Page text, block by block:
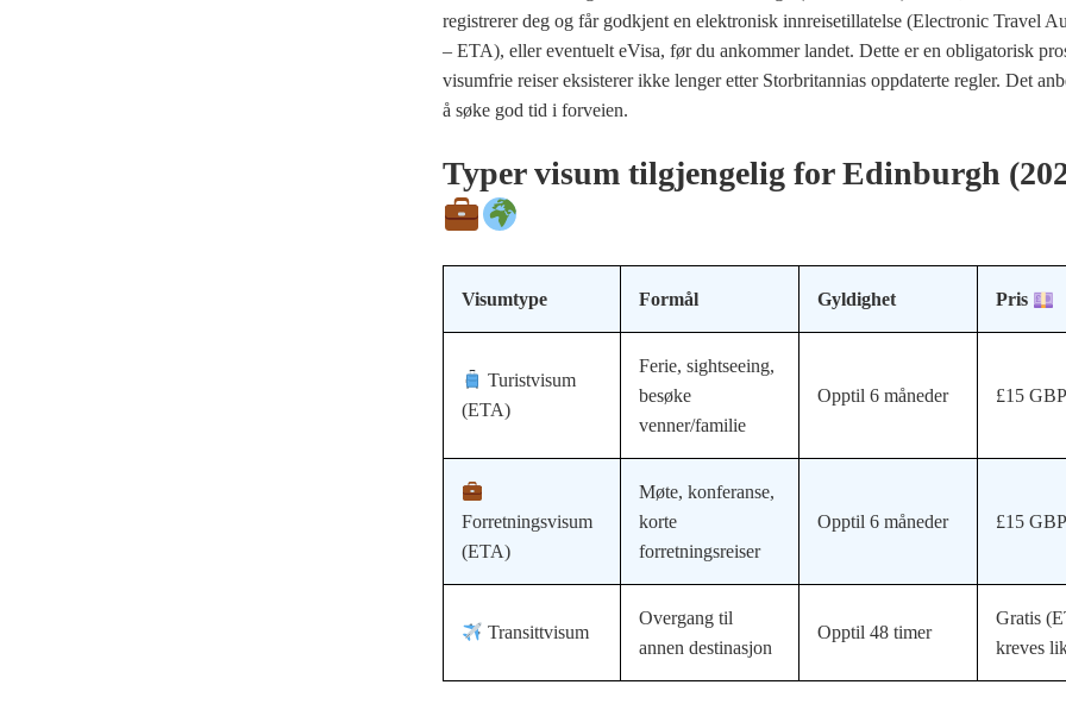
registrerer deg og får godkjent en elektronisk innreisetillatelse (Electronic Travel
– ETA), eller eventuelt eVisa, før du ankommer landet. Dette er en obligatorisk
visumfrie reiser eksisterer ikke lenger etter Storbritannias oppdaterte regler. Det
å søke god tid i forveien.
Typer visum tilgjengelig for Edinburgh
Visumtype Formål Gyldighet Pris
Turistvisum
(ETA)
Ferie, sightseeing,
besøke
venner/familie
Opptil 6 måneder £15 GBP
Forretningsvisum
(ETA)
Møte, konferanse,
korte
forretningsreiser
Opptil 6 måneder £15 GBP
Transittvisum
Overgang til
annen destinasjon
Opptil 48 timer
Gratis
kreves